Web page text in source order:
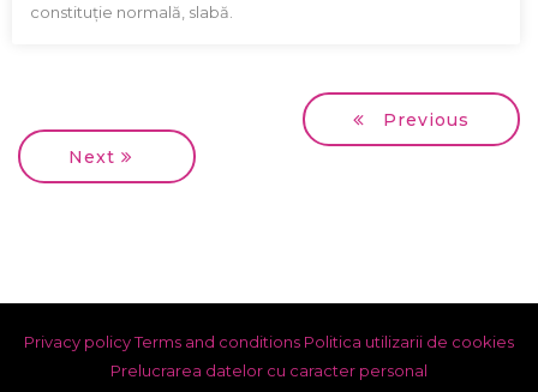
constituție normală, slabă.
Previous
Next
Privacy policyTerms and conditions Politica utilizarii de cookies
Prelucrarea datelor cu caracter personal